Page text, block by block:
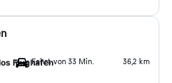
FlughafenFahrt von 33 Min. 36,2 km